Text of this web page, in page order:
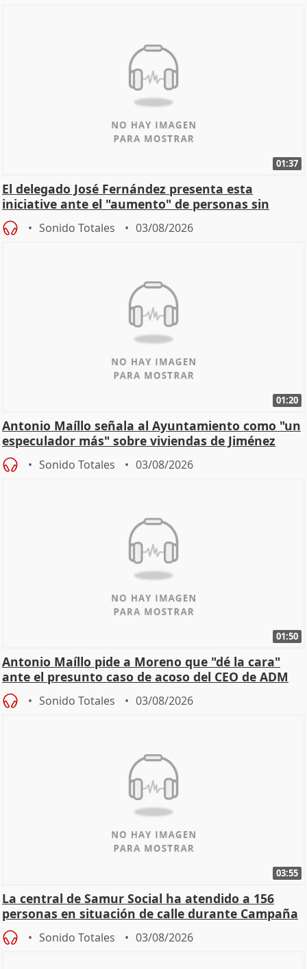
01:37
El delegado José Fernández presenta esta
iniciative ante el "aumento" de personas sin
hogar en Madri
Sonido Totales 03/08/2026
01:20
Antonio Maíllo señala al Ayuntamiento como "un
especulador más" sobre viviendas de Jiménez
Becerril
Sonido Totales 03/08/2026
01:50
Antonio Maíllo pide a Moreno que "dé la cara"
ante el presunto caso de acoso del CEO de ADM
Sonido Totales 03/08/2026
03:55
La central de Samur Social ha atendido a 156
personas en situación de calle durante Campaña
de Calor
Sonido Totales 03/08/2026